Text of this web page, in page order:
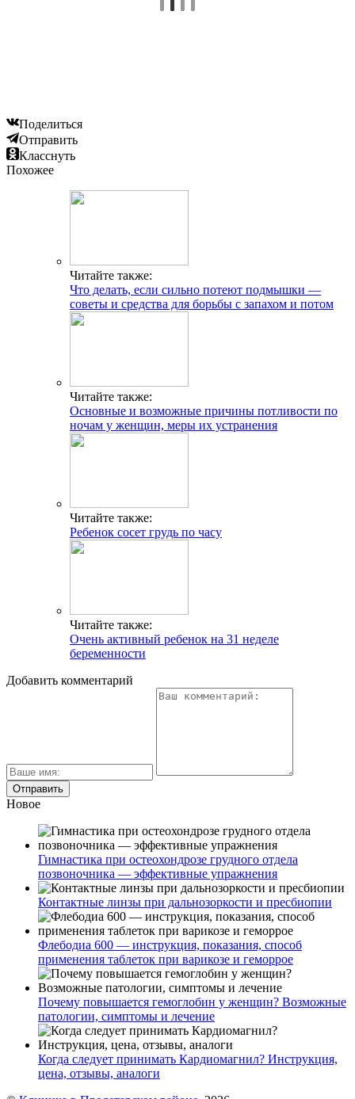
Поделиться
Отправить
Класснуть
Похожее
Читайте также:
Что делать, если сильно потеют подмышки —
советы и средства для борьбы с запахом и потом
Читайте также:
Основные и возможные причины потливости по
ночам у женщин, меры их устранения
Читайте также:
Ребенок сосет грудь по часу
Читайте также:
Очень активный ребенок на 31 неделе
беременности
Добавить комментарий
Новое
Гимнастика при остеохондрозе грудного отдела
позвоночника — эффективные упражнения
Контактные линзы при дальнозоркости и пресбиопии
Флебодиа 600 — инструкция, показания, способ
применения таблеток при варикозе и геморрое
Почему повышается гемоглобин у женщин? Возможные
патологии, симптомы и лечение
Когда следует принимать Кардиомагнил? Инструкция,
цена, отзывы, аналоги